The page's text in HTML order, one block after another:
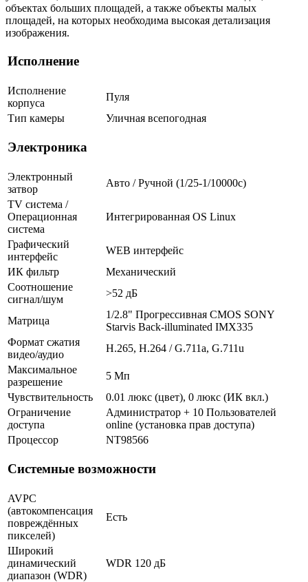
объектах больших площадей, а также объекты малых
площадей, на которых необходима высокая детализация
изображения.
Исполнение
Исполнение
корпуса
Пуля
Тип камеры
Уличная всепогодная
Электроника
Электронный
затвор
Авто / Ручной (1/25-1/10000c)
TV система /
Операционная
система
Интегрированная OS Linux
Графический
интерфейс
WEB интерфейс
ИК фильтр
Механический
Соотношение
сигнал/шум
>52 дБ
Матрица
1/2.8" Прогрессивная CMOS SONY
Starvis Back-illuminated IMX335
Формат сжатия
видео/аудио
H.265, H.264 / G.711a, G.711u
Максимальное
разрешение
5 Мп
Чувствительность
0.01 люкс (цвет), 0 люкс (ИК вкл.)
Ограничение
доступа
Администратор + 10 Пользователей
online (установка прав доступа)
Процессор
NT98566
Системные возможности
AVPC
(автокомпенсация
повреждённых
пикселей)
Есть
Широкий
динамический
диапазон (WDR)
WDR 120 дБ